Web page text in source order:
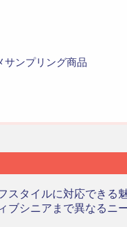
サンプリング商品
タイルに対応でき
シニアまで異なる